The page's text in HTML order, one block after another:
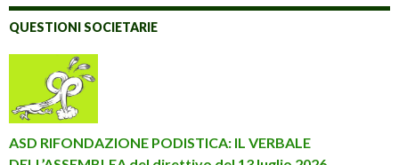
QUESTIONI SOCIETARIE
ASD RIFONDAZIONE PODISTICA: IL VERBALE